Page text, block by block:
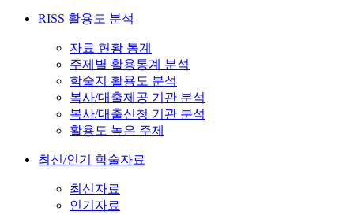
RISS 활용도 분석
자료 현황 통계
주제별 활용통계 분석
학술지 활용도 분석
복사/대출제공 기관 분석
복사/대출신청 기관 분석
활용도 높은 주제
최신/인기 학술자료
최신자료
인기자료